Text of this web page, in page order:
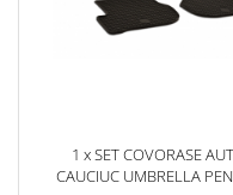
1 x SET COVORASE
CAUCIUC UMBRELLA